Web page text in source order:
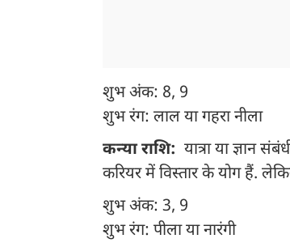
शुभ अंक: 8, 9
शुभ रंग: लाल या गहरा नीला
कन्या राशि: यात्रा या ज्ञान
करियर में विस्तार के योग हैं.
शुभ अंक: 3, 9
शुभ रंग: पीला या नारंगी